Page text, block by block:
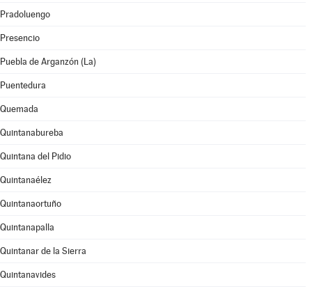
Pradoluengo
Presencio
Puebla de Arganzón (La)
Puentedura
Quemada
Quintanabureba
Quintana del Pidio
Quintanaélez
Quintanaortuño
Quintanapalla
Quintanar de la Sierra
Quintanavides